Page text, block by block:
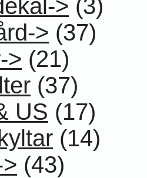
> (3)
> (37)
> (21)
(37)
US (17)
(14)
(43)